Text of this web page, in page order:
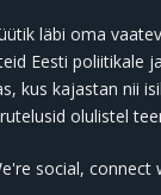
läbi oma
Eesti poliitikale
kus kajastan nii
olulistel
social, connect